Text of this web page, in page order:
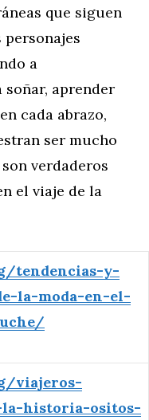
que siguen
personajes
a
soñar, aprender
cada abrazo,
ser mucho
verdaderos
el viaje de la
tendencias-y-
la-moda-en-el-
viajeros-
la-historia-ositos-